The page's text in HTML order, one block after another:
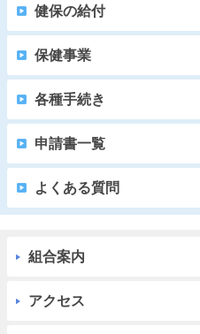
健保の給付
保健事業
各種手続き
申請書一覧
よくある質問
組合案内
アクセス